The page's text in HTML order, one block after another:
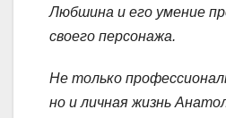
Любшина и его умение
своего персонажа.
Не только
но и личная жизнь